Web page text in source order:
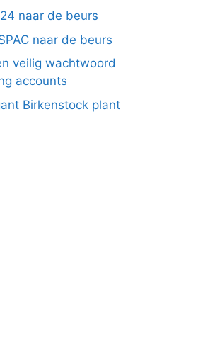
naar de beurs
naar de beurs
veilig wachtwoord
accounts
Birkenstock plant